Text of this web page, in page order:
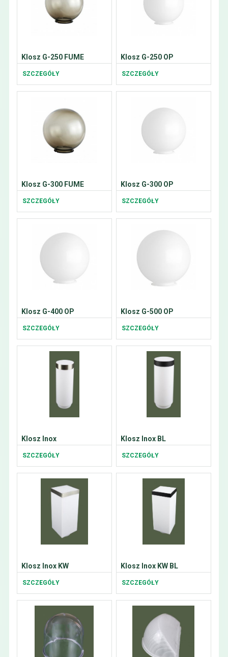
Klosz G-250 FUME
SZCZEGÓŁY
Klosz G-250 OP
SZCZEGÓŁY
Klosz G-300 FUME
SZCZEGÓŁY
Klosz G-300 OP
SZCZEGÓŁY
Klosz G-400 OP
SZCZEGÓŁY
Klosz G-500 OP
SZCZEGÓŁY
Klosz Inox
SZCZEGÓŁY
Klosz Inox BL
SZCZEGÓŁY
Klosz Inox KW
SZCZEGÓŁY
Klosz Inox KW BL
SZCZEGÓŁY